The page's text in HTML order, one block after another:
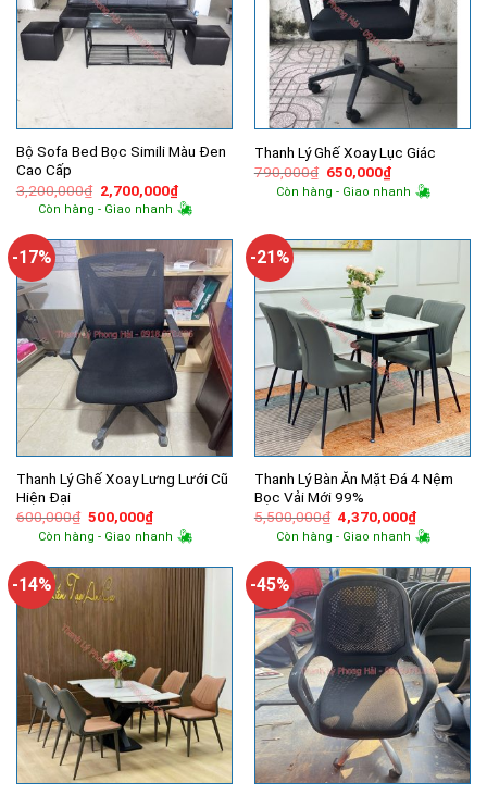
Bộ Sofa Bed Bọc Simili Màu Đen
Cao Cấp
3,200,000₫ Giá
gốc
là:
2,700,000₫Giá
hiện
tại
2,700,000₫.
Còn hàng - Giao nhanh
Thanh Lý Ghế Xoay Lục Giác
790,000₫ Giá
gốc
là:
650,000₫Giá
hiện
tại
Còn hàng - Giao nhanh
-17%
Thanh Lý Ghế Xoay Lưng Lưới Cũ
Hiện Đại
600,000₫ Giá
gốc
là:
500,000₫Giá
hiện
tại
500,000₫.
Còn hàng - Giao nhanh
-21%
Thanh Lý Bàn Ăn Mặt Đá 4 Nệm
Bọc Vải Mới 99%
5,500,000₫ Giá
gốc
là:
4,370,000₫Giá
hiện
tại
Còn hàng - Giao nhanh
-14% -45%